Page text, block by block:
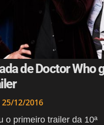
de Doctor Who
25/12/2016
o primeiro trailer da 10ª